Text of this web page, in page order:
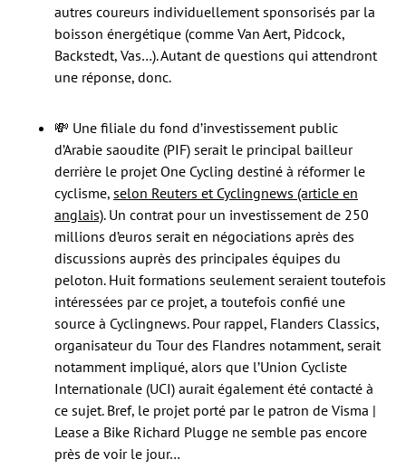
autres coureurs individuellement sponsorisés par la
boisson énergétique (comme Van Aert, Pidcock,
Backstedt, Vas…). Autant de questions qui attendront
une réponse, donc.
💸 Une filiale du fond d’investissement public
d’Arabie saoudite (PIF) serait le principal bailleur
derrière le projet One Cycling destiné à réformer le
cyclisme, selon Reuters et Cyclingnews (article en
anglais). Un contrat pour un investissement de 250
millions d’euros serait en négociations après des
discussions auprès des principales équipes du
peloton. Huit formations seulement seraient toutefois
intéressées par ce projet, a toutefois confié une
source à Cyclingnews. Pour rappel, Flanders Classics,
organisateur du Tour des Flandres notamment, serait
notamment impliqué, alors que l’Union Cycliste
Internationale (UCI) aurait également été contacté à
ce sujet. Bref, le projet porté par le patron de Visma |
Lease a Bike Richard Plugge ne semble pas encore
près de voir le jour…